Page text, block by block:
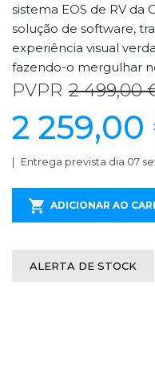
sistema EOS de RV da
solução de software,
experiência visual
fazendo-o mergulhar
PVPR 2 499,00
2
Entrega prevista dia 07
ADICIONAR AO
ALERTA DE STOCK